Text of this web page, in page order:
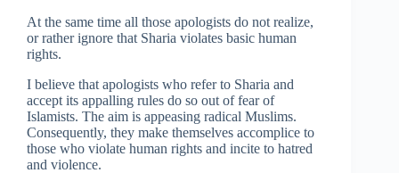
At the same time all those apologists do not realize,
or rather ignore that Sharia violates basic human
rights.
I believe that apologists who refer to Sharia and
accept its appalling rules do so out of fear of
Islamists. The aim is appeasing radical Muslims.
Consequently, they make themselves accomplice to
those who violate human rights and incite to hatred
and violence.